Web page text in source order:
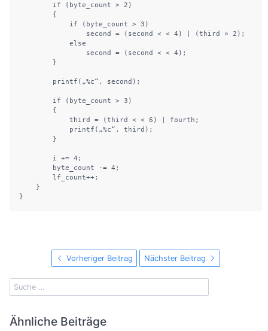
        if (byte_count > 2)
        {
            if (byte_count > 3)
                second = (second < < 4) | (third » 2);
            else
                second = (second < < 4);
        }
        printf(„%c“, second);
        if (byte_count > 3)
        {
            third = (third < < 6) | fourth;
            printf(„%c“, third);
        }
        i += 4;
        byte_count -= 4;
        lf_count++;
    }
}
Vorheriger Beitrag Nächster Beitrag
Ähnliche Beiträge